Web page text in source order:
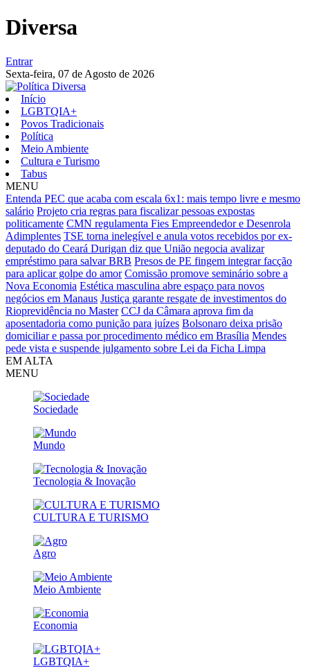
Diversa
Entrar
Sexta-feira, 07 de Agosto de 2026
Início
LGBTQIA+
Povos Tradicionais
Política
Meio Ambiente
Cultura e Turismo
Tabus
MENU
Entenda PEC que acaba com escala 6x1: mais tempo livre e mesmo
salário Projeto cria regras para fiscalizar pessoas expostas
politicamente CMN regulamenta Fies Empreendedor e Desenrola
Adimplentes TSE torna inelegível e anula votos recebidos por ex-
deputado do Ceará Durigan diz que União negocia avalizar
empréstimo para salvar BRB Presos de PE fingem integrar facção
para aplicar golpe do amor Comissão promove seminário sobre a
Nova Economia Estética masculina abre espaço para novos
negócios em Manaus Justiça garante resgate de investimentos do
Rioprevidência no Master CCJ da Câmara aprova fim da
aposentadoria como punição para juízes Bolsonaro deixa prisão
domiciliar e passa por procedimento médico em Brasília Mendes
pede vista e suspende julgamento sobre Lei da Ficha Limpa
EM ALTA
MENU
Sociedade
Mundo
Tecnologia & Inovação
CULTURA E TURISMO
Agro
Meio Ambiente
Economia
LGBTQIA+